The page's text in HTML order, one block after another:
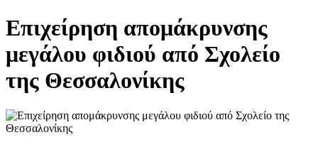
Επιχείρηση απομάκρυνσης
μεγάλου φιδιού από Σχολείο
της Θεσσαλονίκης